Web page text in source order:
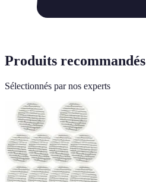
Produits recommandés
Sélectionnés par nos experts